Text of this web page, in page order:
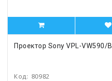
Проектор Sony VPL-VW590/B
Код: 80982